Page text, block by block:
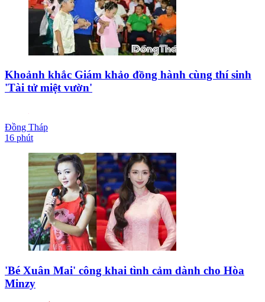
Khoảnh khắc Giám khảo đồng hành cùng thí sinh
'Tài tử miệt vườn'
Đồng Tháp
16 phút
'Bé Xuân Mai' công khai tình cảm dành cho Hòa
Minzy